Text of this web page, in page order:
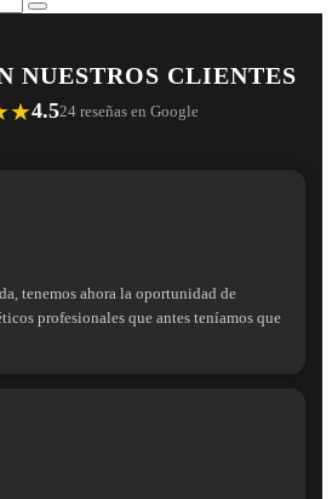
NUESTROS CLIENTES
4.524 reseñas en Google
tenemos ahora la oportunidad de
profesionales que antes teníamos que